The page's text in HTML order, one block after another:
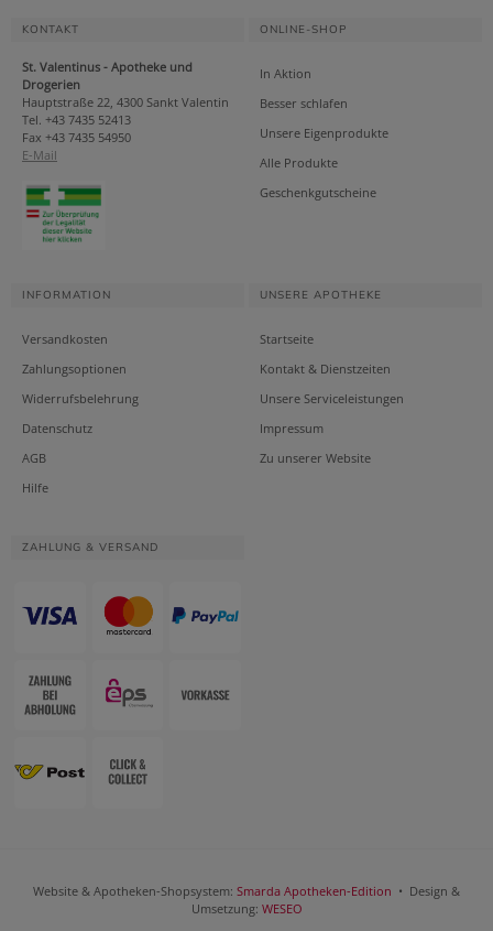
KONTAKT
St. Valentinus - Apotheke und
Drogerien
Hauptstraße 22, 4300 Sankt Valentin
Tel. +43 7435 52413
Fax +43 7435 54950
E-Mail
ONLINE-SHOP
In Aktion
Besser schlafen
Unsere Eigenprodukte
Alle Produkte
Geschenkgutscheine
INFORMATION
Versandkosten
Zahlungsoptionen
Widerrufsbelehrung
Datenschutz
AGB
Hilfe
UNSERE APOTHEKE
Startseite
Kontakt & Dienstzeiten
Unsere Serviceleistungen
Impressum
Zu unserer Website
ZAHLUNG & VERSAND
Website & Apotheken-Shopsystem: Smarda Apotheken-Edition • Design &
Umsetzung: WESEO